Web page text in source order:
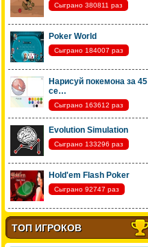
Сыграно 380811 раз
Poker World
Сыграно 184007 раз
Нарисуй покемона за 45
се…
Сыграно 163612 раз
Evolution Simulation
Сыграно 133296 раз
Hold'em Flash Poker
Сыграно 92747 раз
ТОП ИГРОКОВ